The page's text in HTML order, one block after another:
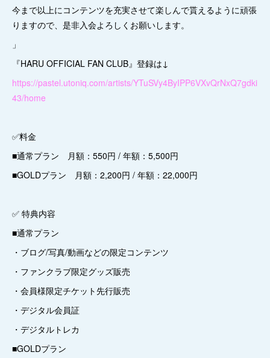
今まで以上にコンテンツを充実させて楽しんで貰えるように頑張
りますので、是非入会よろしくお願いします。
」
『HARU OFFICIAL FAN CLUB』登録は↓
https://pastel.utoniq.com/artists/YTuSVy4ByIPP6VXvQrNxQ7gdki
43/home
✅料金
■通常プラン 月額：550円 / 年額：5,500円
■GOLDプラン 月額：2,200円 / 年額：22,000円
✅ 特典内容
■通常プラン
・ブログ/写真/動画などの限定コンテンツ
・ファンクラブ限定グッズ販売
・会員様限定チケット先行販売
・デジタル会員証
・デジタルトレカ
■GOLDプラン